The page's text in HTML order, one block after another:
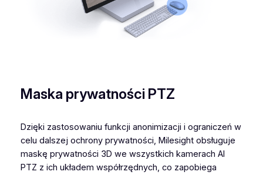
Maska prywatności PTZ
Dzięki zastosowaniu funkcji anonimizacji i ograniczeń w
celu dalszej ochrony prywatności, Milesight obsługuje
maskę prywatności 3D we wszystkich kamerach AI
PTZ z ich układem współrzędnych, co zapobiega